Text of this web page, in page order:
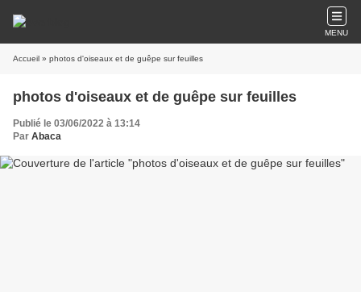
MENU
Accueil » photos d'oiseaux et de guêpe sur feuilles
photos d'oiseaux et de guêpe sur feuilles
Publié le 03/06/2022 à 13:14
Par Abaca